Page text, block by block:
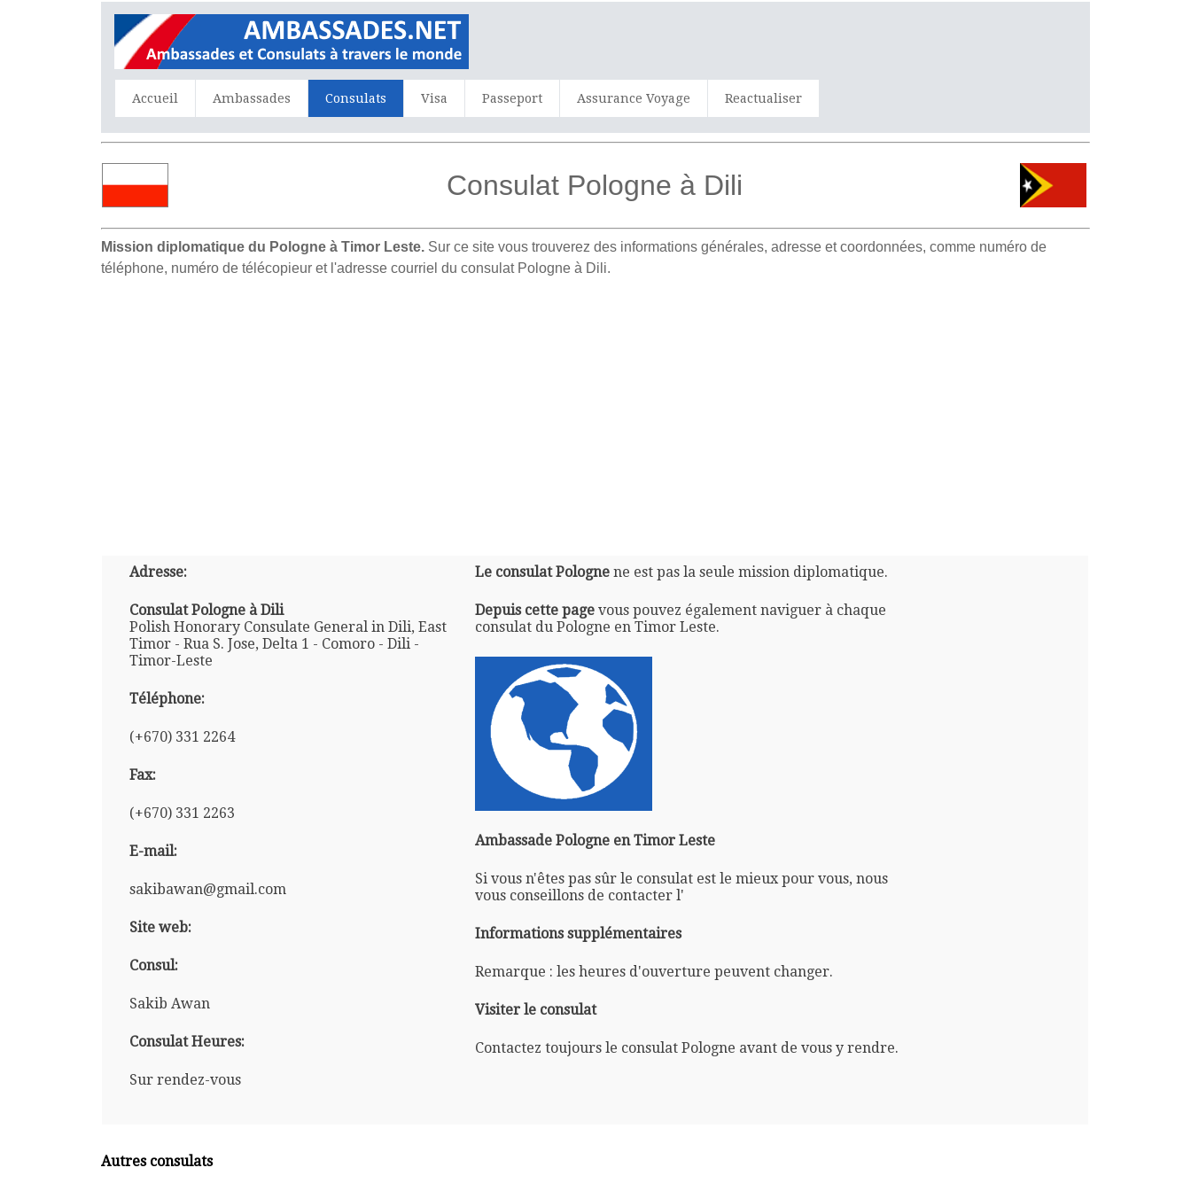
Accueil Ambassades Consulats Visa Passeport Assurance Voyage Reactualiser
Consulat Pologne à Dili
Mission diplomatique du Pologne à Timor Leste. Sur ce site vous trouverez des informations générales, adresse et coordonnées, comme numéro de
téléphone, numéro de télécopieur et l'adresse courriel du consulat Pologne à Dili.
Adresse:
Consulat Pologne à Dili
Polish Honorary Consulate General in Dili, East
Timor - Rua S. Jose, Delta 1 - Comoro - Dili -
Timor-Leste
Téléphone:
(+670) 331 2264
Fax:
(+670) 331 2263
E-mail:
sakibawan@gmail.com
Site web:
Consul:
Sakib Awan
Consulat Heures:
Sur rendez-vous
Le consulat Polognene est pas la seule mission diplomatique.
Depuis cette pagevous pouvez également naviguer à chaque
consulat du Pologne en Timor Leste.
Ambassade Pologne en Timor Leste
Si vous n'êtes pas sûr le consulat est le mieux pour vous, nous
vous conseillons de contacter l'
Informations supplémentaires
Remarque : les heures d'ouverture peuvent changer.
Visiter le consulat
Contactez toujours le consulat Pologne avant de vous y rendre.
Autres consulats